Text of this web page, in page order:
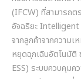
(IFCW) ที่สามารถต
อัจฉริยะ
จากลูกค้าจากความ
หยุดฉุกเฉินอัตโนมัติ
ESS) ระบบควบคุม